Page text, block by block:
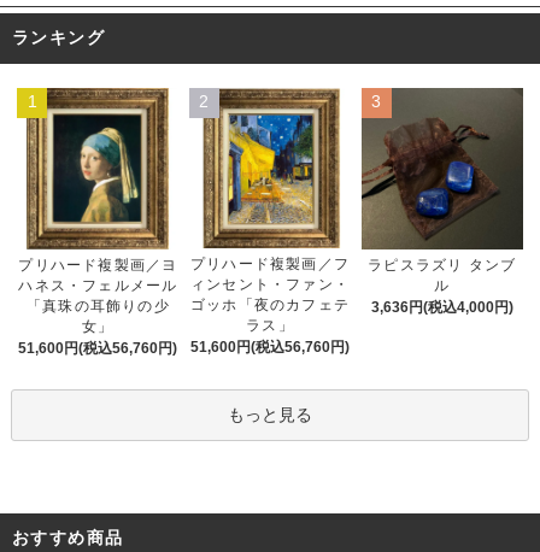
ランキング
1
プリハード複製画／ヨ
ハネス・フェルメール
「真珠の耳飾りの少
女」
51,600円(税込56,760円)
2
プリハード複製画／フ
ィンセント・ファン・
ゴッホ「夜のカフェテ
ラス」
51,600円(税込56,760円)
3
ラピスラズリ タンブ
ル
3,636円(税込4,000円)
もっと見る
おすすめ商品